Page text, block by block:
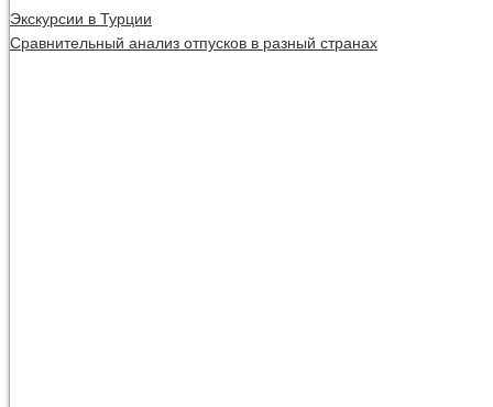
Экскурсии в Турции
Сравнительный анализ отпусков в разный странах